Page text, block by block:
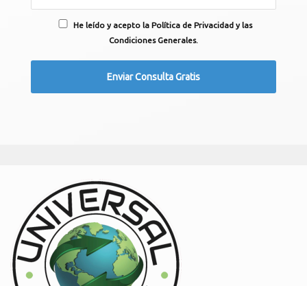
He leído y acepto la Política de Privacidad y las
Condiciones Generales.